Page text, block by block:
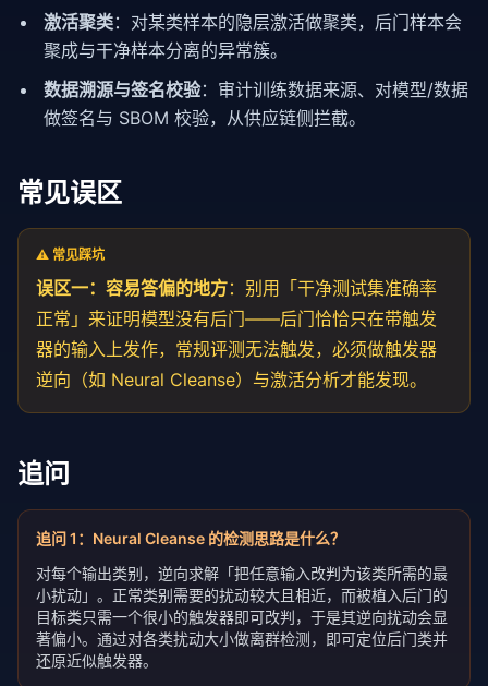
激活聚类：对某类样本的隐层激活做聚类，后门样本会
聚成与干净样本分离的异常簇。
数据溯源与签名校验：审计训练数据来源、对模型/数据
做签名与 SBOM 校验，从供应链侧拦截。
常见误区
⚠️ 常见踩坑
误区一：容易答偏的地方：别用「干净测试集准确率
正常」来证明模型没有后门——后门恰恰只在带触发
器的输入上发作，常规评测无法触发，必须做触发器
逆向（如 Neural Cleanse）与激活分析才能发现。
追问
追问1 ： Neural Cleanse 的检测思路是什么？
对每个输出类别，逆向求解「把任意输入改判为该类所需的最
小扰动」。正常类别需要的扰动较大且相近，而被植入后门的
目标类只需一个很小的触发器即可改判，于是其逆向扰动会显
著偏小。通过对各类扰动大小做离群检测，即可定位后门类并
还原近似触发器。